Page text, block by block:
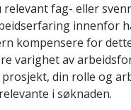
relevant fag- eller
innenfor
kompensere for
varighet av
din rolle og
i søknaden.